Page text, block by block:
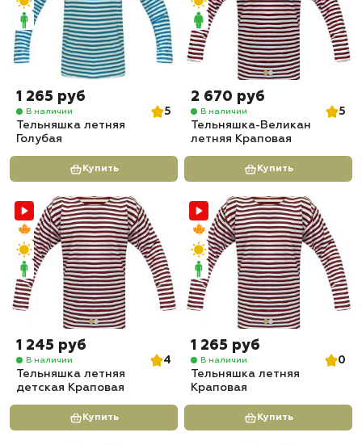
1 265 руб
В наличии
5
Тельняшка летняя
Голубая
Купить
2 670 руб
В наличии
5
Тельняшка-Великан
летняя Краповая
Купить
1 245 руб
В наличии
4
Тельняшка летняя
детская Краповая
Купить
1 265 руб
В наличии
0
Тельняшка летняя
Краповая
Купить